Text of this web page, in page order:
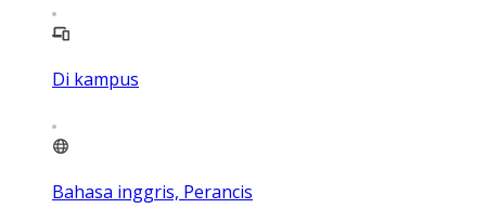
Di kampus
Bahasa inggris, Perancis